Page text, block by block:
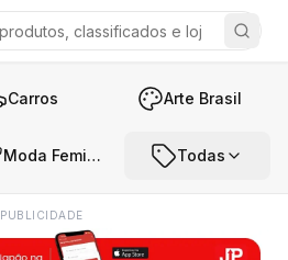
Carros Arte Brasil
Moda Feminina Todas
PUBLICIDADE